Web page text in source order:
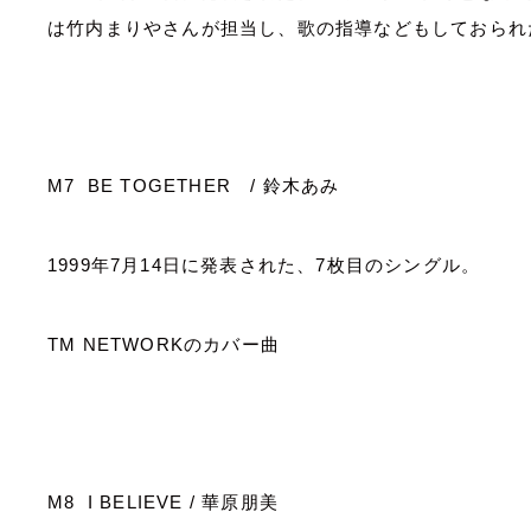
は竹内まりやさんが担当し、歌の指導などもしておられ
M7 BE TOGETHER / 鈴木あみ
1999年7 月 14日に発表された、7枚目のシングル。
TM NETWORKのカバー曲
M8 I BELIEVE /華原朋美